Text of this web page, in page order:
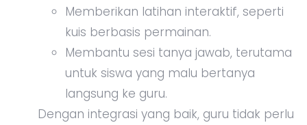
Memberikan latihan interaktif, seperti
kuis berbasis permainan.
Membantu sesi tanya jawab, terutama
untuk siswa yang malu bertanya
langsung ke guru.
Dengan integrasi yang baik, guru tidak perlu